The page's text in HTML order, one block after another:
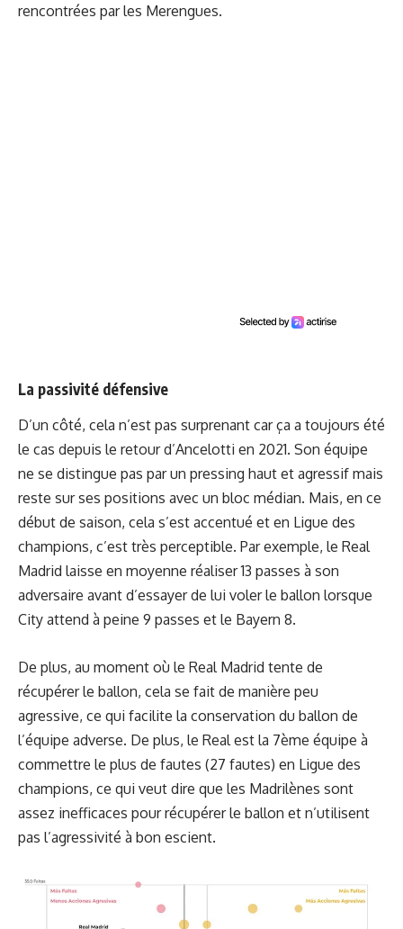
rencontrées par les Merengues.
La passivité défensive
D’un côté, cela n’est pas surprenant car ça a toujours été
le cas depuis le retour d’Ancelotti en 2021. Son équipe
ne se distingue pas par un pressing haut et agressif mais
reste sur ses positions avec un bloc médian. Mais, en ce
début de saison, cela s’est accentué et en Ligue des
champions, c’est très perceptible. Par exemple, le Real
Madrid laisse en moyenne réaliser 13 passes à son
adversaire avant d’essayer de lui voler le ballon lorsque
City attend à peine 9 passes et le Bayern 8.
De plus, au moment où le Real Madrid tente de
récupérer le ballon, cela se fait de manière peu
agressive, ce qui facilite la conservation du ballon de
l’équipe adverse. De plus, le Real est la 7ème équipe à
commettre le plus de fautes (27 fautes) en Ligue des
champions, ce qui veut dire que les Madrilènes sont
assez inefficaces pour récupérer le ballon et n’utilisent
pas l’agressivité à bon escient.